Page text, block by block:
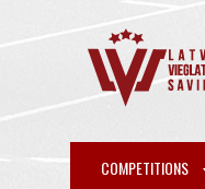
COMPETITIONS